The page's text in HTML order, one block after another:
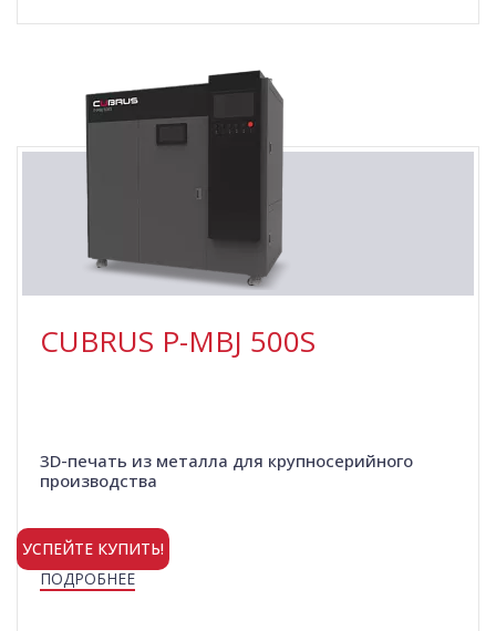
УСПЕЙТЕ КУПИТЬ!
CUBRUS P-MBJ 500S
3D-печать из металла для крупносерийного
производства
ПОДРОБНЕЕ